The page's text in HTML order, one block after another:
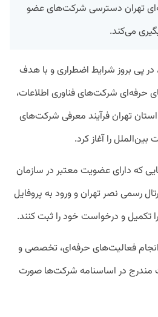
تهران دسترسی شرکت‌های عضو
می‌کند.
پی بروز شرایط اضطراری و با هدف
حرفه‌ای شرکت‌های فناوری اطلاعات،
تهران فرآیند معرفی شرکت‌های
را آغاز کرد.
که دارای عضویت معتبر در سازمان
رسمی نصر تهران و ورود به پروفایل
تکمیل و درخواست خود را ثبت کنند.
فعالیت‌های حرفه‌ای، تخصصی و
مندرج در اساسنامه شرکت‌ها صورت